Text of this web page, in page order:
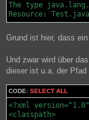
The type
Grund ist hier, dass
Und zwar wird über
dieser ist u.a. der
CODE: SELECT ALL
<?xml
<classpath>